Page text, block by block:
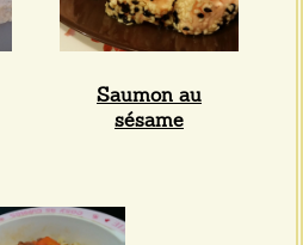
Saumon au
sésame